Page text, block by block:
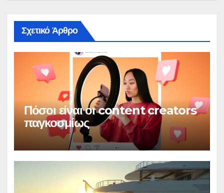
Σχετικό Άρθρο
Πόσοι είναι οι content creators
παγκοσμίως